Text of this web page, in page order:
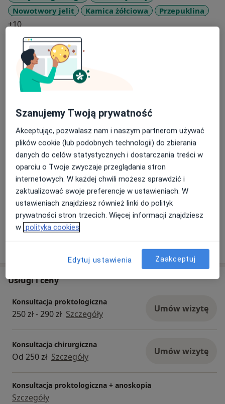
Nowotwory jelit
Kamica żółciowa Przepuklina
+10a11y_sr_more_diseases
Pacjenci których przyjmuję
Dorośli (Tylko pod niektórymi adresami)
Rodzaje konsultacji
Stacjonarne
Zdjęcia i filmy
Zobacz galerię (5)
o doświadczeniu
Usługi i ceny
Konsultacja proktologiczna
250 zł - 290 zł Szczegóły Umów wizytę
Konsultacja chirurgiczna
Od 250 zł Szczegóły Umów wizytę
Konsultacja proktologiczna + anoskopia
Szczegóły
Szanujemy Twoją prywatność
Akceptując, pozwalasz nam i naszym partnerom używać
plików cookie (lub podobnych technologii) do zbierania
danych do celów statystycznych i dostarczania treści w
oparciu o Twoje zwyczaje przeglądania stron
internetowych. W każdej chwili możesz sprawdzić i
zaktualizować swoje preferencje w ustawieniach. W
ustawieniach znajdziesz również linki do polityk
prywatności stron trzecich. Więcej informacji znajdziesz
w polityka cookies
Edytuj ustawienia Zaakceptuj